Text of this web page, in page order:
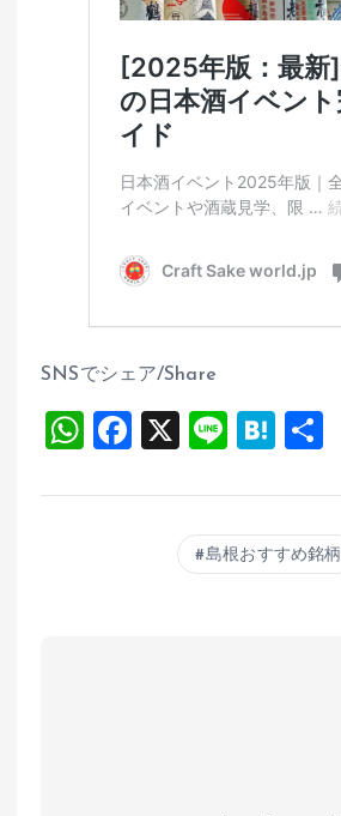
SNSでシェア/Share
W
at
F
ce
X
Li
e
H
e
n
a
島根おすすめ銘柄